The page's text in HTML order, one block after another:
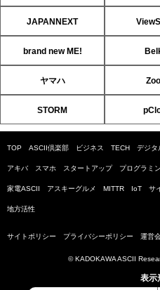
JAPANNEXT
brand new ME!
ヤマハ
STORM
TOP ASCII倶楽部 ビジネス TECH デジタ
アキバ スマホ スタートアップ プログラミ
家電ASCII アスキーグルメ MITTR IoT サ
地方活性
サイトポリシー プライバシーポリシー 運営
© KADOKAWA ASCII
表示